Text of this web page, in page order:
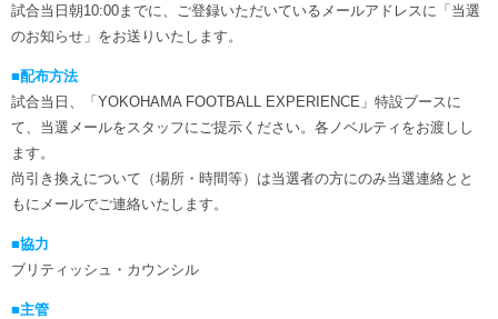
試合当日朝10:00までに、ご登録いただいているメールアドレスに「当選
のお知らせ」をお送りいたします。
■配布方法
試合当日、「YOKOHAMA FOOTBALL EXPERIENCE」特設ブースに
て、当選メールをスタッフにご提示ください。各ノベルティをお渡しし
ます。
尚引き換えについて（場所・時間等）は当選者の方にのみ当選連絡とと
もにメールでご連絡いたします。
■協力
ブリティッシュ・カウンシル
■主管